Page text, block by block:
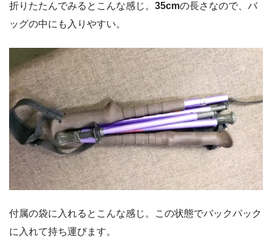
折りたたんでみるとこんな感じ。 35cmの長さなので、バ
ッグの中にも入りやすい。
付属の袋に入れるとこんな感じ。この状態でバックパック
に入れて持ち運びます。